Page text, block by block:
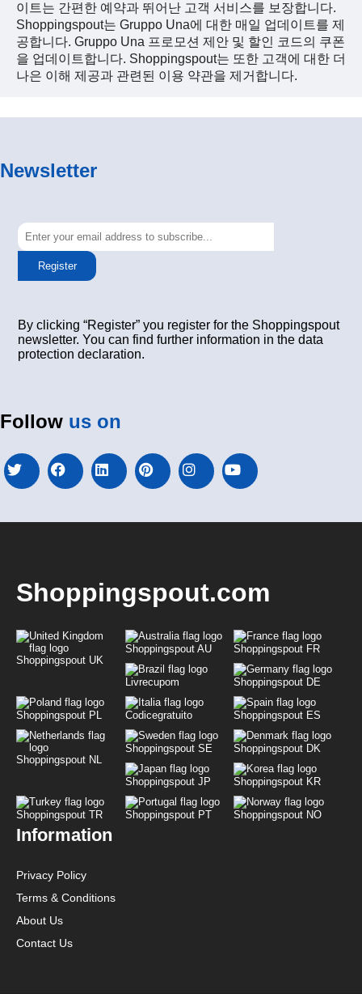
이트는 간편한 예약과 뛰어난 고객 서비스를 보장합니다.
Shoppingspout는 Gruppo Una에 대한 매일 업데이트를 제
공합니다. Gruppo Una 프로모션 제안 및 할인 코드의 쿠폰
을 업데이트합니다. Shoppingspout는 또한 고객에 대한 더
나은 이해 제공과 관련된 이용 약관을 제거합니다.
Newsletter
Register
By clicking “Register” you register for the Shoppingspout
newsletter. You can find further information in the data
protection declaration.
Follow us on
Shoppingspout.com
Shoppingspout UK
Shoppingspout AU Shoppingspout FR
Livrecupom Shoppingspout DE
Shoppingspout PL Codicegratuito Shoppingspout ES
Shoppingspout NL
Shoppingspout SE Shoppingspout DK
Shoppingspout JP Shoppingspout KR
Shoppingspout TR Shoppingspout PT Shoppingspout NO
Information
Privacy Policy
Terms & Conditions
About Us
Contact Us